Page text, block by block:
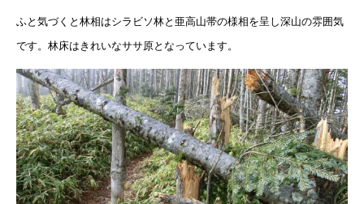
ふと気づくと林相はシラビソ林と亜高山帯の様相を呈し深山の雰囲気
です。林床はきれいなササ原となっています。